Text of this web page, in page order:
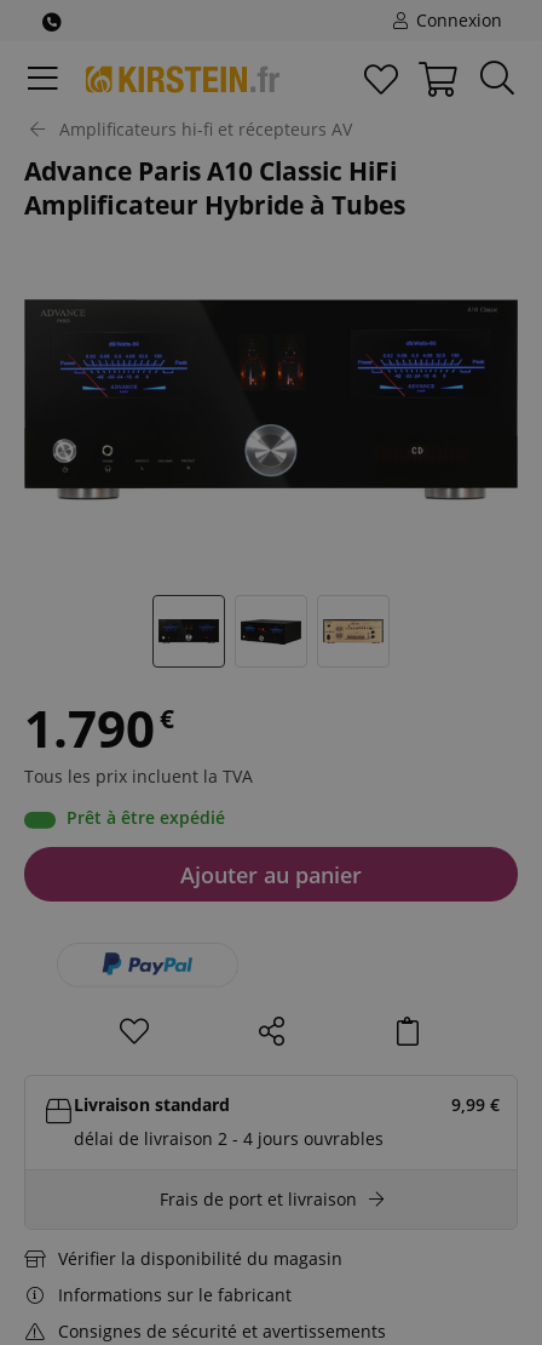
Connexion
Amplificateurs hi-fi et récepteurs AV
Advance Paris A10 Classic HiFi
Amplificateur Hybride à Tubes
1.790€
Tous les prix incluent la TVA
Prêt à être expédié
Ajouter au panier
Livraison standard 9,99 €
délai de livraison 2 - 4 jours ouvrables
Frais de port et livraison
Vérifier la disponibilité du magasin
Informations sur le fabricant
Consignes de sécurité et avertissements